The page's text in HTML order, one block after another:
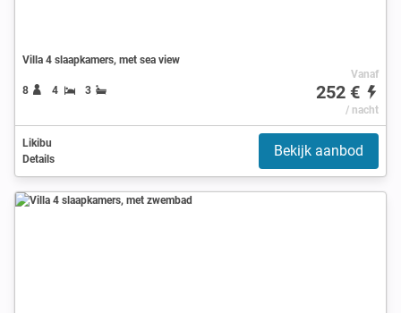
Villa 4 slaapkamers, met sea view
8 4 3
Vanaf
252 €
/ nacht
Likibu
Details
Bekijk aanbod